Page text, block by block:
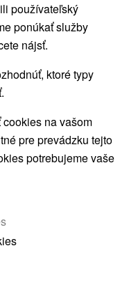
kraj,
používateľský
ponúkať služby
nájsť.
ktoré typy
na vašom
pre prevádzku tejto
potrebujeme vaše